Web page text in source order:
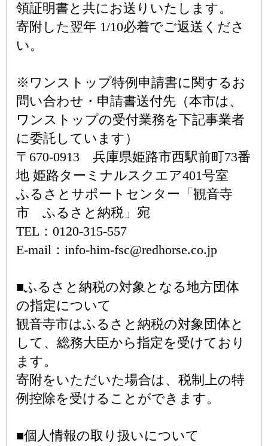
領証明書と共にお送りいたします。
寄附した翌年 1/10必着でご返送くださ
い。
※ワンストップ特例申請書に関するお
問い合わせ・申請書送付先（本市は、
ワンストップの受付業務を下記事業者
に委託しています）
〒670-0913 兵庫県姫路市西駅前町73番
地 姫路ターミナルスクエア401号室
ふるさとサポートセンター「観音寺
市 ふるさと納税」宛
TEL：0120-315-557
E-mail：info-him-fsc@redhorse.co.jp
■ふるさと納税の対象となる地方団体
の指定について
観音寺市はふるさと納税の対象団体と
して、総務大臣から指定を受けており
ます。
寄附をいただいた場合は、税制上の特
例控除を受けることができます。
■個人情報の取り扱いについて